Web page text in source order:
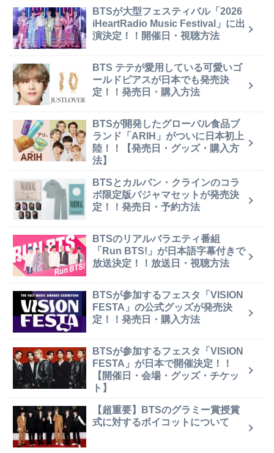
BTSが大型フェスティバル「2026
iHeartRadio Music Festival」に出
演決定！！開催日・視聴方法
BTS テテが愛用している可愛いゴ
ールドピアスが日本でも発売決
定！！発売日・購入方法
BTSが開発したグローバル食品ブ
ランド「ARIH」がついに日本初上
陸！！【発売日・グッズ・購入方
法】
BTSとカルバン・クラインのコラ
ボ限定版パジャマセットが発売決
定！！発売日・予約方法
BTSのリアルバラエティ番組
「Run BTS!」が日本語字幕付きで
放送決定！！放送日・視聴方法
BTSが参加するフェスタ「VISION
FESTA」の公式グッズが発売決
定！！発売日・購入方法
BTSが参加するフェスタ「VISION
FESTA」が日本で開催決定！！
【開催日・会場・グッズ・チケッ
ト】
【超重要】BTSのグラミー賞授賞
式に対するボイコットについて